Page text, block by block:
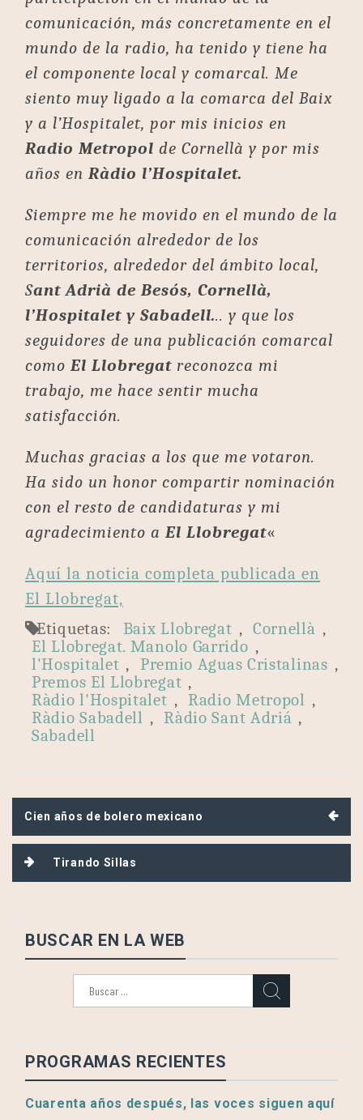
comunicación, más concretamente en el
mundo de la radio, ha tenido y tiene ha
el componente local y comarcal. Me
siento muy ligado a la comarca del Baix
y a l’Hospitalet, por mis inicios en
Radio Metropol de Cornellà y por mis
años en Ràdio l’Hospitalet.
Siempre me he movido en el mundo de la
comunicación alrededor de los
territorios, alrededor del ámbito local,
Sant Adrià de Besós, Cornellà,
l’Hospitalet y Sabadell... y que los
seguidores de una publicación comarcal
como El Llobregat reconozca mi
trabajo, me hace sentir mucha
satisfacción.
Muchas gracias a los que me votaron.
Ha sido un honor compartir nominación
con el resto de candidaturas y mi
agradecimiento a El Llobregat«
Aquí la noticia completa publicada en
El Llobregat,
Etiquetas:
Baix Llobregat , Cornellà ,
El Llobregat. Manolo Garrido ,
l'Hospitalet , Premio Aguas Cristalinas ,
Premos El Llobregat ,
Ràdio l'Hospitalet , Radio Metropol ,
Ràdio Sabadell , Ràdio Sant Adriá ,
Sabadell
Navegación
de
entradas
Cien años de bolero mexicano
Tirando Sillas
BUSCAR EN LA WEB
PROGRAMAS RECIENTES
Cuarenta años después, las voces siguen aquí